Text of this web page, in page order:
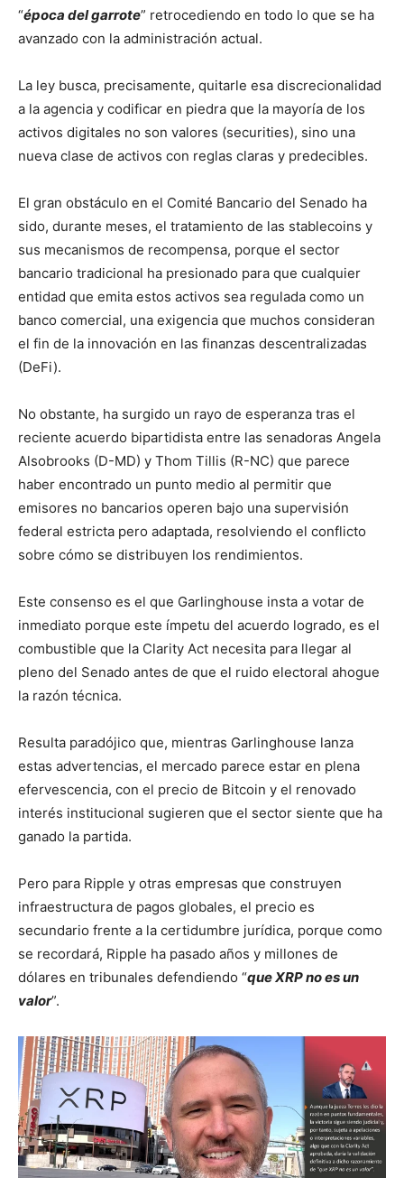
“época del garrote” retrocediendo en todo lo que se ha
avanzado con la administración actual.
La ley busca, precisamente, quitarle esa discrecionalidad
a la agencia y codificar en piedra que la mayoría de los
activos digitales no son valores (securities), sino una
nueva clase de activos con reglas claras y predecibles.
El gran obstáculo en el Comité Bancario del Senado ha
sido, durante meses, el tratamiento de las stablecoins y
sus mecanismos de recompensa, porque el sector
bancario tradicional ha presionado para que cualquier
entidad que emita estos activos sea regulada como un
banco comercial, una exigencia que muchos consideran
el fin de la innovación en las finanzas descentralizadas
(DeFi).
No obstante, ha surgido un rayo de esperanza tras el
reciente acuerdo bipartidista entre las senadoras Angela
Alsobrooks (D-MD) y Thom Tillis (R-NC) que parece
haber encontrado un punto medio al permitir que
emisores no bancarios operen bajo una supervisión
federal estricta pero adaptada, resolviendo el conflicto
sobre cómo se distribuyen los rendimientos.
Este consenso es el que Garlinghouse insta a votar de
inmediato porque este ímpetu del acuerdo logrado, es el
combustible que la Clarity Act necesita para llegar al
pleno del Senado antes de que el ruido electoral ahogue
la razón técnica.
Resulta paradójico que, mientras Garlinghouse lanza
estas advertencias, el mercado parece estar en plena
efervescencia, con el precio de Bitcoin y el renovado
interés institucional sugieren que el sector siente que ha
ganado la partida.
Pero para Ripple y otras empresas que construyen
infraestructura de pagos globales, el precio es
secundario frente a la certidumbre jurídica, porque como
se recordará, Ripple ha pasado años y millones de
dólares en tribunales defendiendo “que XRP no es un
valor”.